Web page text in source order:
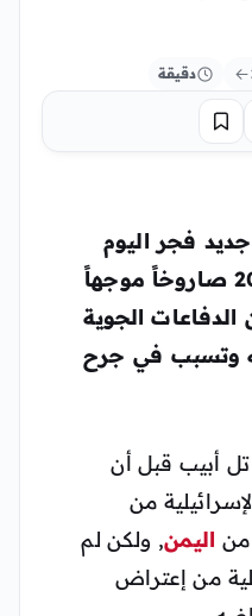
دقيقة
حفظ
فجر اليوم
السبت 21 ديسمبر 2024 صاروخاً موجهاً
الجوية
وتسبب في جرح
أبيب قبل أن
من
من اليمن, ولكن لم
من إعتراض